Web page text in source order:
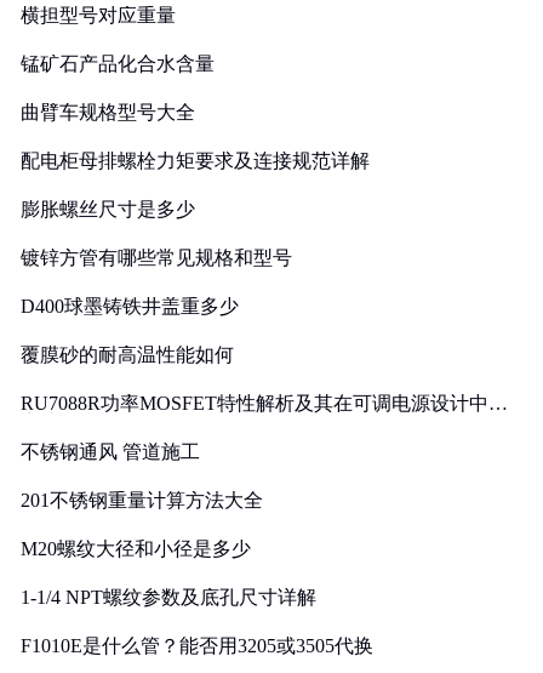
横担型号对应重量
锰矿石产品化合水含量
曲臂车规格型号大全
配电柜母排螺栓力矩要求及连接规范详解
膨胀螺丝尺寸是多少
镀锌方管有哪些常见规格和型号
D400球墨铸铁井盖重多少
覆膜砂的耐高温性能如何
RU7088R功率MOSFET特性解析及其在可调电源设计中的
不锈钢通风 管道施工
201不锈钢重量计算方法大全
M20螺纹大径和小径是多少
1-1/4 NPT螺纹参数及底孔尺寸详解
F1010E是什么管？能否用3205或3505代换